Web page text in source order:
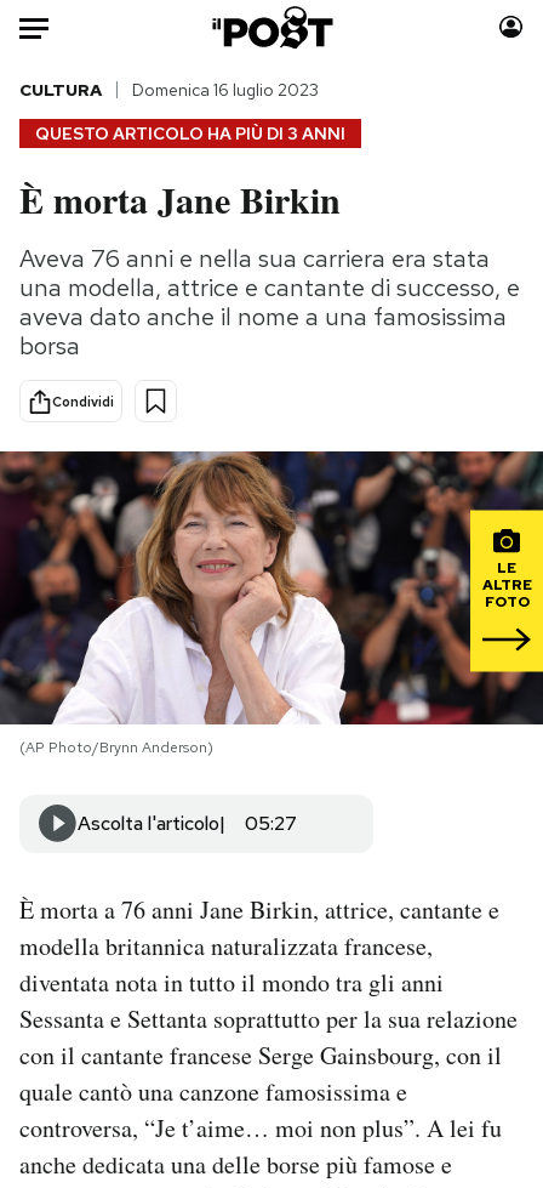
Auto
HOME
Italia
Politica
Tecnologia
Internet
Scienza
Cultura
Economia
Sport
Moda
Consumismi
Storie/Idee
Altrecose
Mondiali calcio 2026
PODCAST
NEWSLETTER
I MIEI PREFERITI
SHOP
CALENDARIO
AREA PERSONALE
Area Personale
Notifiche mobile
Regala il Post
Hai bisogno di aiuto?
QUESTO ARTICOLO HA PIÙ DI 3 ANNI
CULTURA Domenica 16 luglio 2023
È morta Jane Birkin
Aveva 76 anni e nella sua carriera era stata
una modella, attrice e cantante di successo, e
aveva dato anche il nome a una famosissima
borsa
Condividi
LE
ALTRE
FOTO
(AP Photo/Brynn Anderson)
Ascolta l'articolo 05:27
È morta a 76 anni Jane Birkin, attrice, cantante e
modella britannica naturalizzata francese,
diventata nota in tutto il mondo tra gli anni
Sessanta e Settanta soprattutto per la sua relazione
con il cantante francese Serge Gainsbourg, con il
quale cantò una canzone famosissima e
controversa, “Je t’aime… moi non plus”. A lei fu
anche dedicata una delle borse più famose e